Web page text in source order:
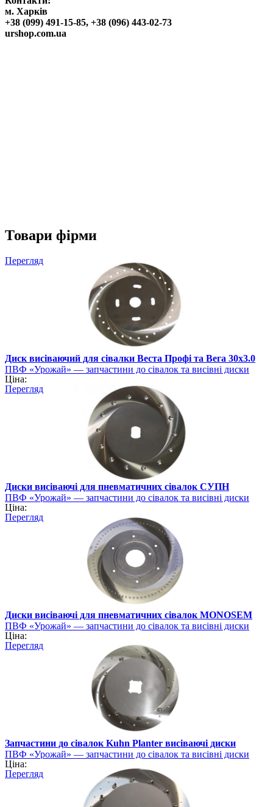
м. Харків
+38 (099) 491-15-85, +38 (096) 443-02-73
urshop.com.ua
Товари фірми
Перегляд
Диск висіваючий для сівалки Веста Профі та Вега 30х3.0
ПВФ «Урожай» — запчастини до сівалок та висівні диски
Ціна:
Перегляд
Диски висіваючі для пневматичних сівалок СУПН
ПВФ «Урожай» — запчастини до сівалок та висівні диски
Ціна:
Перегляд
Диски висіваючі для пневматичних сівалок MONOSEM
ПВФ «Урожай» — запчастини до сівалок та висівні диски
Ціна:
Перегляд
Запчастини до сівалок Kuhn Planter висіваючі диски
ПВФ «Урожай» — запчастини до сівалок та висівні диски
Ціна:
Перегляд